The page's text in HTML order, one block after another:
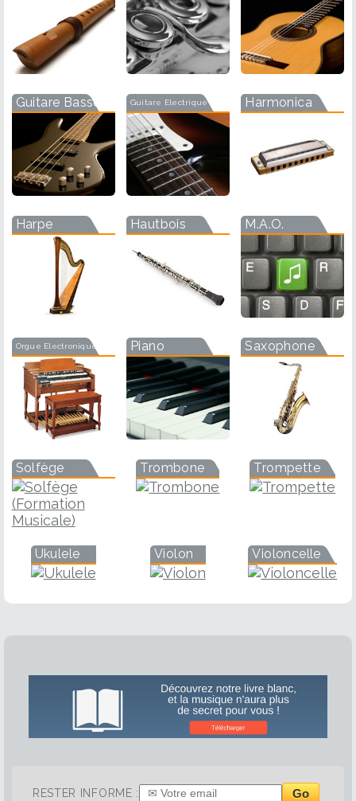
Guitare Basse Guitare Electrique Harmonica
Harpe Hautbois M.A.O.
Orgue Electronique Piano Saxophone
Solfège Trombone Trompette
Ukulele Violon Violoncelle
RESTER INFORME : Go